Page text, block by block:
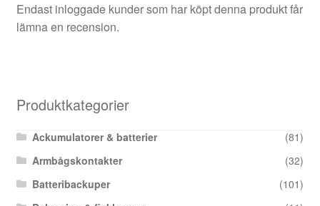
Endast inloggade kunder som har köpt denna produkt får
lämna en recension.
Produktkategorier
Ackumulatorer & batterier
(81)
Armbågskontakter
(32)
Batteribackuper
(101)